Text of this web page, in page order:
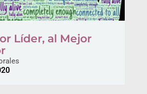
Líder, al Mejor